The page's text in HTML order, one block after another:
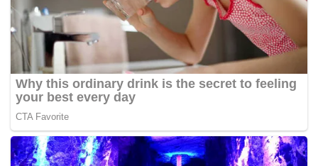
Tags: ACP Sum Chang Keong